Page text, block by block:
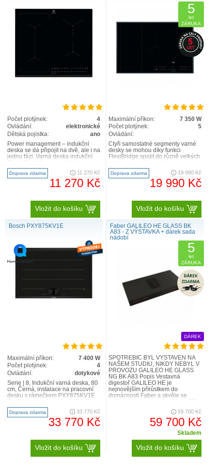
Počet plotýnek:
4
Ovládání:
elektronické
Dětská pojistka:
ano
Power management – indukční
deska se dá připojit na dvě, ale i na
jednu fázi. Varná deska indukční
SenseBoil® 60..
Doprava zdarma 11 270 Kč
11 270 Kč
Vložit do košíku
5
let
ZÁRUKA
Maximální příkon:
7 350 W
Počet plotýnek:
5
Ovládání:
Čtyři samostatné segmenty varné
desky se mohou díky funkci
FlexiBridge spojit do různě velkých
plochu. Ta pojme var..
Doprava zdarma 19 990 Kč
19 990 Kč
Vložit do košíku
Bosch PXY875KV1E
Maximální příkon:
7 400 W
Počet plotýnek:
4
Ovládání:
dotykové
Serie | 8, Indukční varná deska, 80
cm, Černá, instalace na pracovní
desku s rámečkem PXY875KV1E
s rozšířen..
Doprava zdarma 33 770 Kč
33 770 Kč
Vložit do košíku
Faber GALILEO HE GLASS BK
A83 - Z VÝSTAVKA + dárek sada
nádobí
5
let
ZÁRUKA
DÁREK
SPOTŘEBIČ BYL VYSTAVEN NA
NAŠEM STUDIU, NIKDY NEBYL V
PROVOZU GALILEO HE GLASS
NG BK A83 Popis Vestavná
digestoř GALILEO HE je
nejnovějším přírůstkem do
domácnosti Faber a skvěle se
třídy. Zvláštní pozornost je
věnovaná detailům povr.. 59 700 Kč
59 700 Kč
Skladem
Vložit do košíku